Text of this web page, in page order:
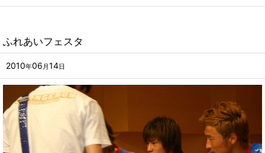
ふれあいフェスタ
2010年06 月14日